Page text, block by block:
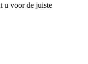
u voor de juiste